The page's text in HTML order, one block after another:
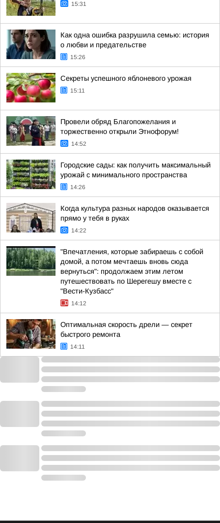
15:31
Как одна ошибка разрушила семью: история
о любви и предательстве
15:26
Секреты успешного яблоневого урожая
15:11
Провели обряд Благопожелания и
торжественно открыли Этнофорум!
14:52
Городские сады: как получить максимальный
урожай с минимального пространства
14:26
Когда культура разных народов оказывается
прямо у тебя в руках
14:22
"Впечатления, которые забираешь с собой
домой, а потом мечтаешь вновь сюда
вернуться": продолжаем этим летом
путешествовать по Шерегешу вместе с
"Вести-Кузбасс"
14:12
Оптимальная скорость дрели — секрет
быстрого ремонта
14:11